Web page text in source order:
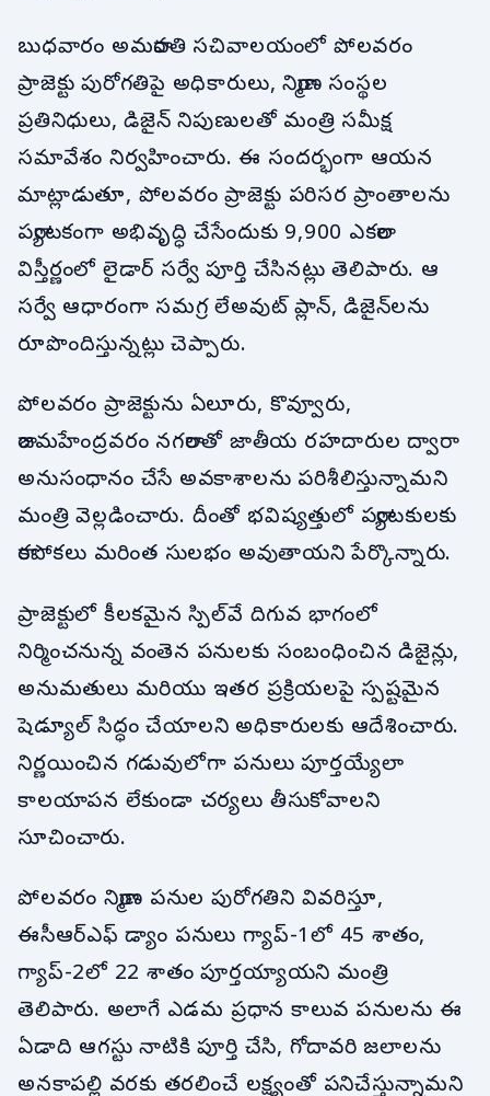
బుధవారం అమరావతి సచివాలయంలో పోలవరం
ప్రాజెక్టు పురోగతిపై అధికారులు, నిర్మాణ సంస్థల
ప్రతినిధులు, డిజైన్ నిపుణులతో మంత్రి సమీక్ష
సమావేశం నిర్వహించారు. ఈ సందర్భంగా ఆయన
మాట్లాడుతూ, పోలవరం ప్రాజెక్టు పరిసర ప్రాంతాలను
పర్యాటకంగా అభివృద్ధి చేసేందుకు 9,900 ఎకరాల
విస్తీర్ణంలో లైడార్ సర్వే పూర్తి చేసినట్లు తెలిపారు. ఆ
సర్వే ఆధారంగా సమగ్ర లేఅవుట్ ప్లాన్, డిజైన్‌లను
రూపొందిస్తున్నట్లు చెప్పారు.
పోలవరం ప్రాజెక్టును ఏలూరు, కొవ్వూరు,
రాజమహేంద్రవరం నగరాలతో జాతీయ రహదారుల ద్వారా
అనుసంధానం చేసే అవకాశాలను పరిశీలిస్తున్నామని
మంత్రి వెల్లడించారు. దీంతో భవిష్యత్తులో పర్యాటకులకు
రాకపోకలు మరింత సులభం అవుతాయని పేర్కొన్నారు.
ప్రాజెక్టులో కీలకమైన స్పిల్‌వే దిగువ భాగంలో
నిర్మించనున్న వంతెన పనులకు సంబంధించిన డిజైన్లు,
అనుమతులు మరియు ఇతర ప్రక్రియలపై స్పష్టమైన
షెడ్యూల్ సిద్ధం చేయాలని అధికారులకు ఆదేశించారు.
నిర్ణయించిన గడువులోగా పనులు పూర్తయ్యేలా
కాలయాపన లేకుండా చర్యలు తీసుకోవాలని
సూచించారు.
పోలవరం నిర్మాణ పనుల పురోగతిని వివరిస్తూ,
ఈసీఆర్‌ఎఫ్ డ్యాం పనులు గ్యాప్-1లో 45 శాతం,
గ్యాప్-2లో 22 శాతం పూర్తయ్యాయని మంత్రి
తెలిపారు. అలాగే ఎడమ ప్రధాన కాలువ పనులను ఈ
ఏడాది ఆగస్టు నాటికి పూర్తి చేసి, గోదావరి జలాలను
అనకాపల్లి వరకు తరలించే లక్ష్యంతో పనిచేస్తున్నామని